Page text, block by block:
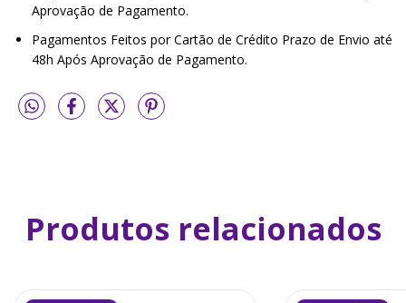
Aprovação de Pagamento.
Pagamentos Feitos por Cartão de Crédito Prazo de Envio até
48h Após Aprovação de Pagamento.
Produtos relacionados